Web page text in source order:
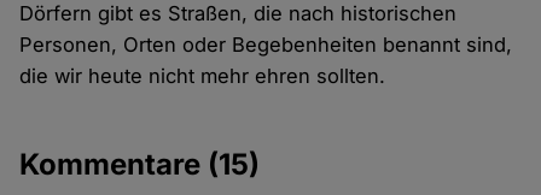
Dörfern gibt es Straßen, die nach historischen
Personen, Orten oder Begebenheiten benannt sind,
die wir heute nicht mehr ehren sollten.
Kommentare (15)